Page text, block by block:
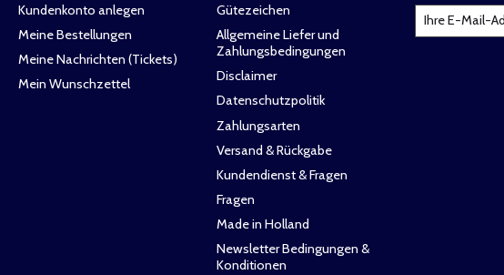
Kundenkonto anlegen
Meine Bestellungen
Meine Nachrichten (Tickets)
Mein Wunschzettel
Gütezeichen
Allgemeine Liefer und
Zahlungsbedingungen
Disclaimer
Datenschutzpolitik
Zahlungsarten
Versand & Rückgabe
Kundendienst & Fragen
Fragen
Made in Holland
Newsletter Bedingungen &
Konditionen